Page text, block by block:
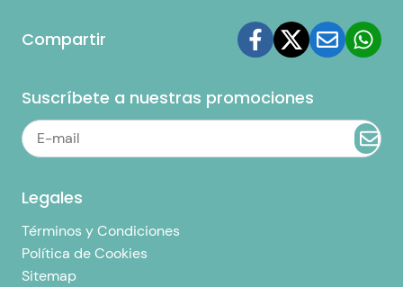
Compartir
Suscríbete a nuestras promociones
Legales
Términos y Condiciones
Política de Cookies
Sitemap